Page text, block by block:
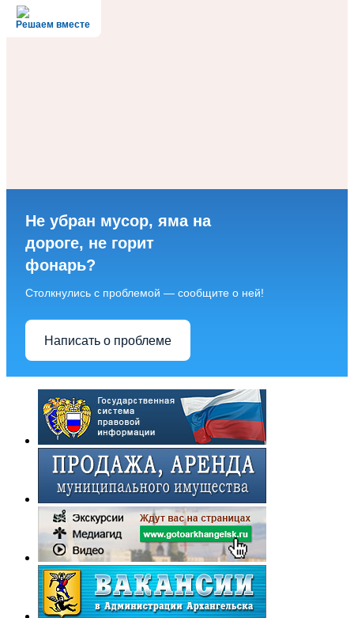
Решаем вместе
Не убран мусор, яма на
дороге, не горит
фонарь?
Столкнулись с проблемой — сообщите о ней!
Написать о проблеме